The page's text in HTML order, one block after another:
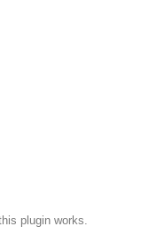
plugin works.